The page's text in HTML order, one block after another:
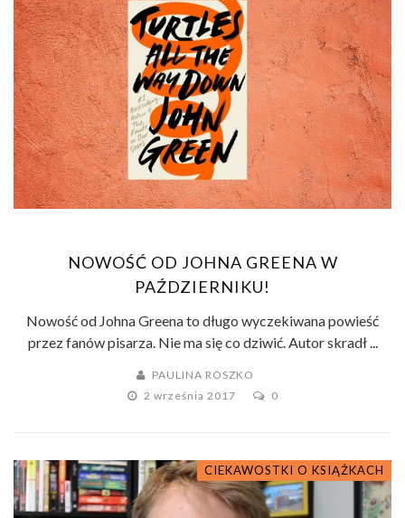
NOWOŚĆ OD JOHNA GREENA W
PAŹDZIERNIKU!
Nowość od Johna Greena to długo wyczekiwana powieść
przez fanów pisarza. Nie ma się co dziwić. Autor skradł ...
PAULINA ROSZKO
2 września 2017
0
CIEKAWOSTKI O KSIĄŻKACH